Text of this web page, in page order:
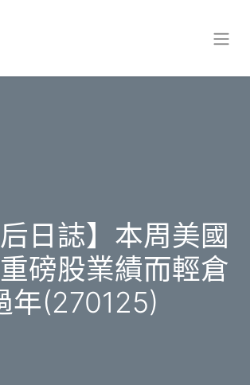
后日誌】本周美國
磅股業績而輕倉
年(270125)